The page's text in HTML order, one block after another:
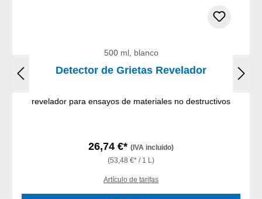
500 ml, blanco
Detector de Grietas Revelador
revelador para ensayos de materiales no destructivos
26,74 €* (IVA incluido)
(53,48 €* / 1 L)
Artículo de tarifas